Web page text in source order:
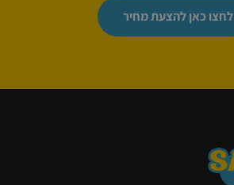
לחצו כאן להצעת מחיר